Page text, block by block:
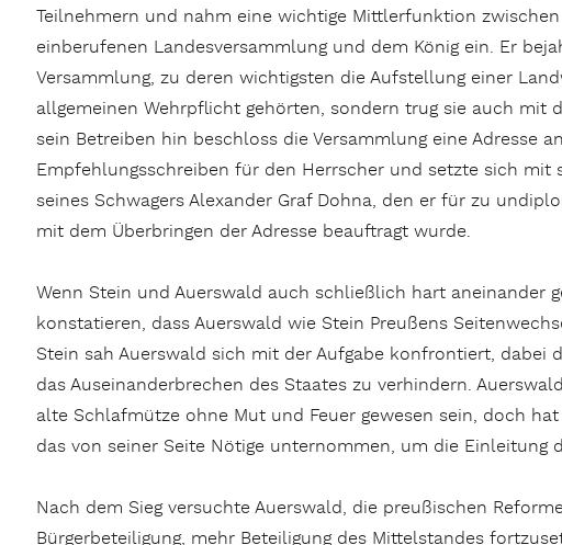
Teilnehmern und nahm eine wichtige Mittlerfunktion
einberufenen Landesversammlung und dem König ein. Er
Versammlung, zu deren wichtigsten die Aufstellung einer
allgemeinen Wehrpflicht gehörten, sondern trug sie auch mit
sein Betreiben hin beschloss die Versammlung eine Adresse
Empfehlungsschreiben für den Herrscher und setzte sich mit
seines Schwagers Alexander Graf Dohna, den er für zu
mit dem Überbringen der Adresse beauftragt wurde.
Wenn Stein und Auerswald auch schließlich hart aneinander
konstatieren, dass Auerswald wie Stein Preußens
Stein sah Auerswald sich mit der Aufgabe konfrontiert, dabei
das Auseinanderbrechen des Staates zu verhindern.
alte Schlafmütze ohne Mut und Feuer gewesen sein, doch
das von seiner Seite Nötige unternommen, um die Einleitung
Nach dem Sieg versuchte Auerswald, die preußischen
Bürgerbeteiligung, mehr Beteiligung des Mittelstandes